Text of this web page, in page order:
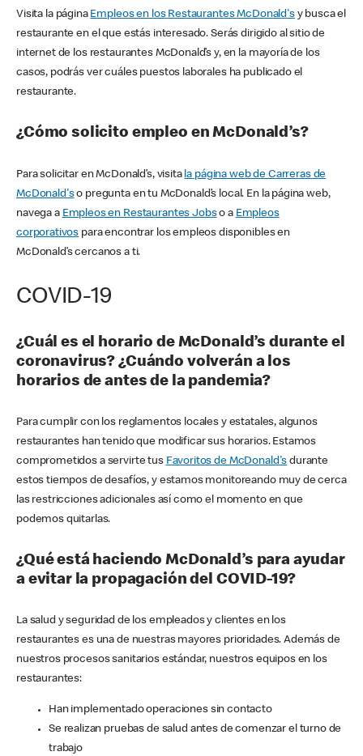
Visita la página Empleos en los Restaurantes McDonald'sy busca el
restaurante en el que estás interesado. Serás dirigido al sitio de
internet de los restaurantes McDonald’s y, en la mayoría de los
casos, podrás ver cuáles puestos laborales ha publicado el
restaurante.
¿Cómo solicito empleo en McDonald’s?
Para solicitar en McDonald’s, visita la página web de Carreras de
McDonald'so pregunta en tu McDonald’s local. En la página web,
navega a Empleos en Restaurantes Jobso a Empleos
corporativos para encontrar los empleos disponibles en
McDonald’s cercanos a ti.
COVID-19
¿Cuál es el horario de McDonald’s durante el
coronavirus? ¿Cuándo volverán a los
horarios de antes de la pandemia?
Para cumplir con los reglamentos locales y estatales, algunos
restaurantes han tenido que modificar sus horarios. Estamos
comprometidos a servirte tus Favoritos de McDonald's durante
estos tiempos de desafíos, y estamos monitoreando muy de cerca
las restricciones adicionales así como el momento en que
podemos quitarlas.
¿Qué está haciendo McDonald’s para ayudar
a evitar la propagación del COVID-19?
La salud y seguridad de los empleados y clientes en los
restaurantes es una de nuestras mayores prioridades. Además de
nuestros procesos sanitarios estándar, nuestros equipos en los
restaurantes:
Han implementado operaciones sin contacto
Se realizan pruebas de salud antes de comenzar el turno de
trabajo